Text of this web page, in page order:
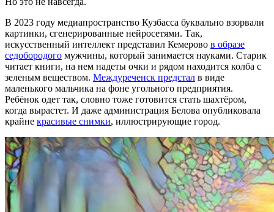
В 2023 году медиапространство Кузбасса буквально взорвали
картинки, сгенерированные нейросетями. Так,
искусственный интеллект представил Кемерово в образе
седобородого мужчины, который занимается науками. Старик
читает книги, на нем надеты очки и рядом находится колба с
зеленым веществом. Междуреченск предстал в виде
маленького мальчика на фоне угольного предприятия.
Ребёнок одет так, словно тоже готовится стать шахтёром,
когда вырастет. И даже администрация Белова опубликовала
крайне красивые снимки, иллюстрирующие город.